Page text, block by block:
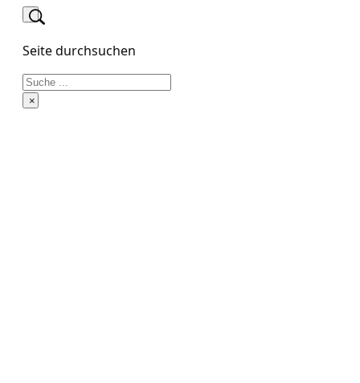
Seite durchsuchen
Suchen
×